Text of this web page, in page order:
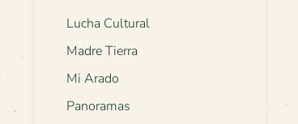
Lucha Cultural
Madre Tierra
Mi Arado
Panoramas